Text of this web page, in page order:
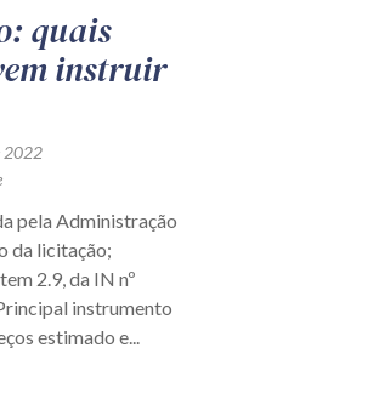
quais
instruir
2022
pela Administração
da licitação;
2.9, da IN nº
instrumento
estimado e...